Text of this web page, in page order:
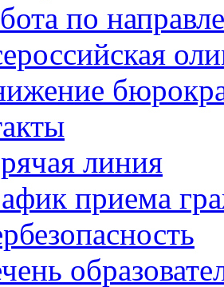
по
линия
приема